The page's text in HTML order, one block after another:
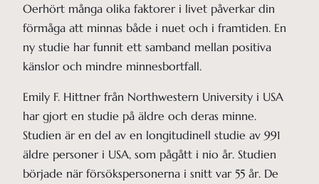
Oerhört många olika faktorer i livet påverkar din
förmåga att minnas både i nuet och i framtiden. En
ny studie har funnit ett samband mellan positiva
känslor och mindre minnesbortfall.
Emily F. Hittner från Northwestern University i USA
har gjort en studie på äldre och deras minne.
Studien är en del av en longitudinell studie av 991
äldre personer i USA, som pågått i nio år. Studien
började när försökspersonerna i snitt var 55 år. De